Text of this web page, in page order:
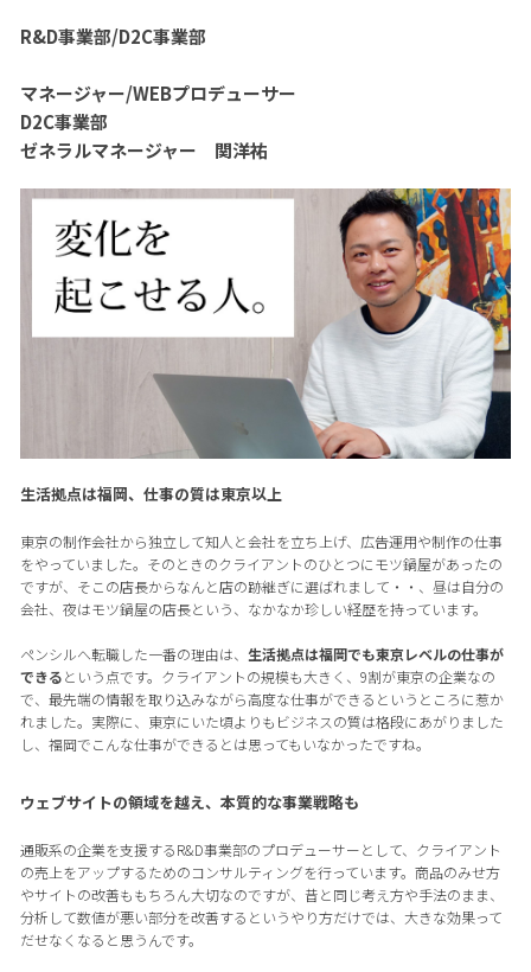
R&D事業部/D2C事業部
マネージャー/WEBプロデューサー
D2C事業部
ゼネラルマネージャー 関洋祐
生活拠点は福岡、仕事の質は東京以上
東京の制作会社から独立して知人と会社を立ち上げ、広告運用や制作の仕事
をやっていました。そのときのクライアントのひとつにモツ鍋屋があったの
ですが、そこの店長からなんと店の跡継ぎに選ばれまして・・、昼は自分の
会社、夜はモツ鍋屋の店長という、なかなか珍しい経歴を持っています。
ペンシルへ転職した一番の理由は、 生活拠点は福岡でも東京レベルの仕事が
できるという点です。クライアントの規模も大きく、9割が東京の企業なの
で、最先端の情報を取り込みながら高度な仕事ができるというところに惹か
れました。実際に、東京にいた頃よりもビジネスの質は格段にあがりました
し、福岡でこんな仕事ができるとは思ってもいなかったですね。
ウェブサイトの領域を越え、本質的な事業戦略も
通販系の企業を支援するR&D事業部のプロデューサーとして、クライアント
の売上をアップするためのコンサルティングを行っています。商品のみせ方
やサイトの改善ももちろん大切なのですが、昔と同じ考え方や手法のまま、
分析して数値が悪い部分を改善するというやり方だけでは、大きな効果って
だせなくなると思うんです。